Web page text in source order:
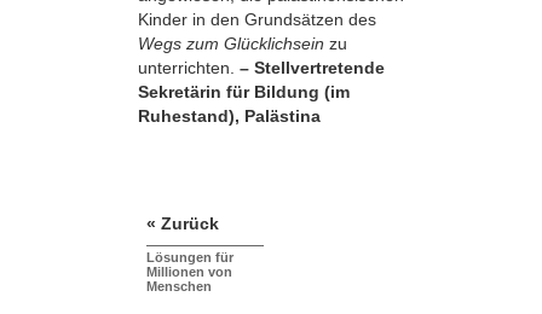
Kinder in den Grundsätzen des
Wegs zum Glücklichsein zu
unterrichten. – Stellvertretende
Sekretärin für Bildung (im
Ruhestand), Palästina
« Zurück
Lösungen für
Millionen von
Menschen